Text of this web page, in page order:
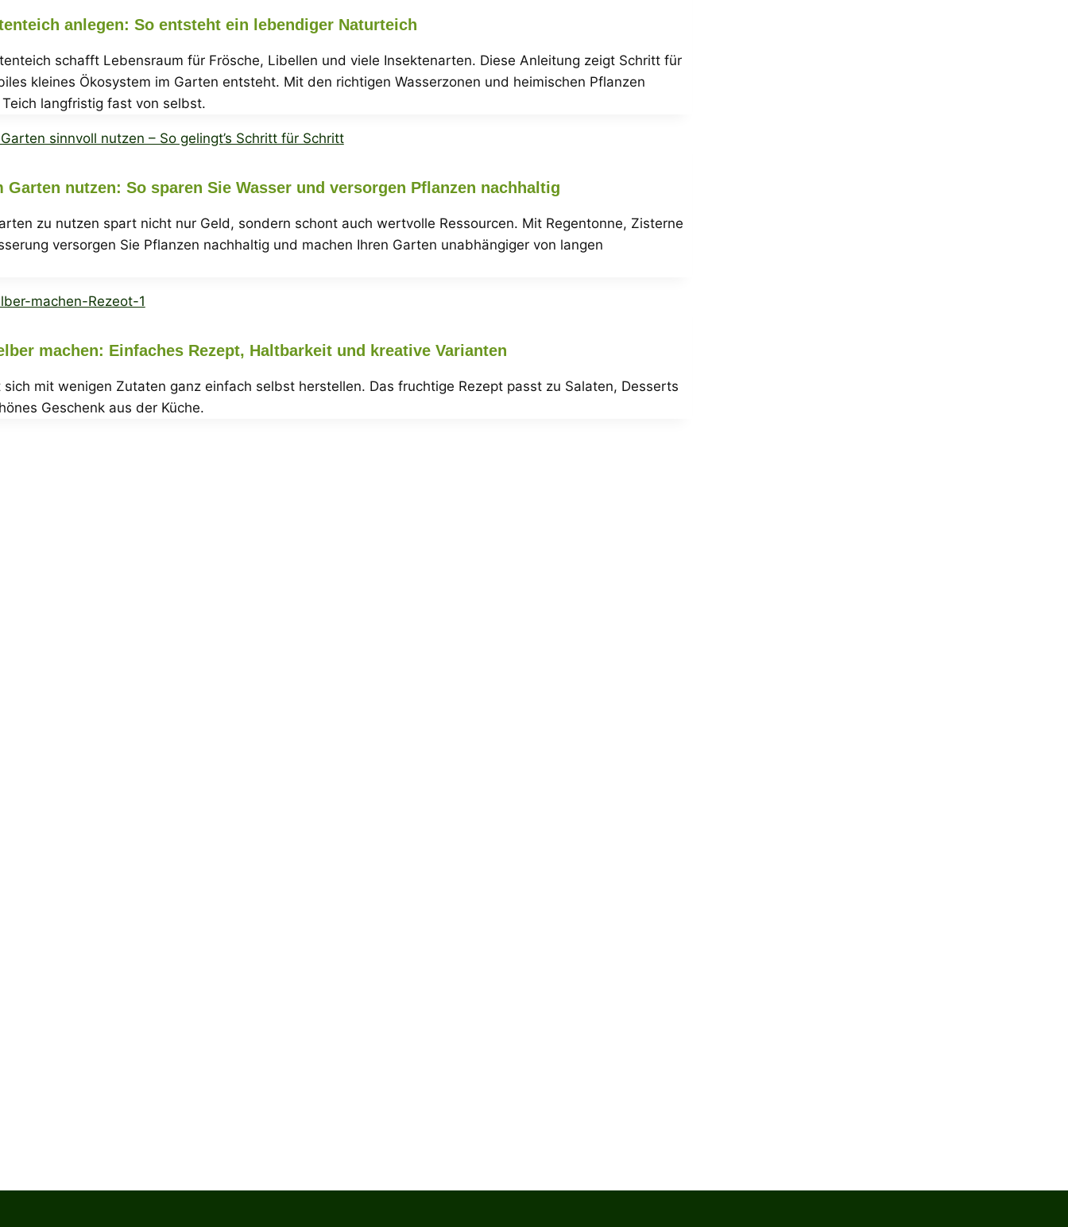
anlegen: So entsteht ein lebendiger Naturteich
schafft Lebensraum für Frösche, Libellen und viele Insektenarten. Diese Anleitung zeigt Schritt für
kleines Ökosystem im Garten entsteht. Mit den richtigen Wasserzonen und heimischen Pflanzen
langfristig fast von selbst.
Garten nutzen: So sparen Sie Wasser und versorgen Pflanzen nachhaltig
zu nutzen spart nicht nur Geld, sondern schont auch wertvolle Ressourcen. Mit Regentonne, Zisterne
versorgen Sie Pflanzen nachhaltig und machen Ihren Garten unabhängiger von langen
machen: Einfaches Rezept, Haltbarkeit und kreative Varianten
mit wenigen Zutaten ganz einfach selbst herstellen. Das fruchtige Rezept passt zu Salaten, Desserts
Geschenk aus der Küche.